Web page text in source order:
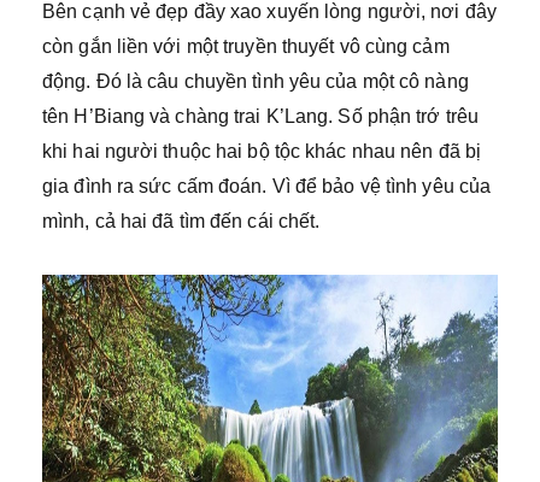
Bên cạnh vẻ đẹp đầy xao xuyến lòng người, nơi đây
còn gắn liền với một truyền thuyết vô cùng cảm
động. Đó là câu chuyền tình yêu của một cô nàng
tên H’Biang và chàng trai K’Lang. Số phận trớ trêu
khi hai người thuộc hai bộ tộc khác nhau nên đã bị
gia đình ra sức cấm đoán. Vì để bảo vệ tình yêu của
mình, cả hai đã tìm đến cái chết.